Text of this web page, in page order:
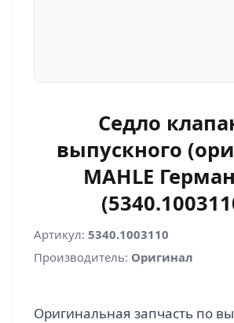
Седло
выпускного
MAHLE
Артикул: 5340.1003110
Производитель: Оригинал
Оригинальная запчасть по